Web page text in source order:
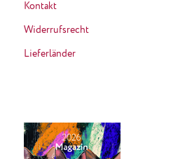
Kontakt
Widerrufsrecht
Lieferländer